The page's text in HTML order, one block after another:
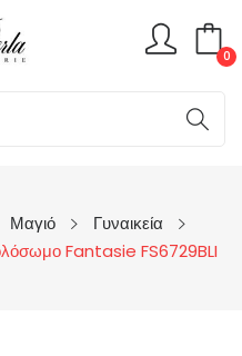
0
Μαγιό
Γυναικεία
Fantasie FS6729BLI